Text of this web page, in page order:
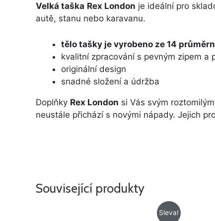
Velká taška Rex London je ideální pro
autě, stanu nebo karavanu.
tělo tašky je vyrobeno ze 14
kvalitní zpracování s pevným zipem a
originální design
snadné složení a údržba
Doplňky Rex London si Vás svým
neustále přichází s novými nápady. Jejich
Související produkty
Sleva!